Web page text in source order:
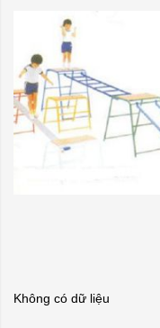
Không có dữ liệu